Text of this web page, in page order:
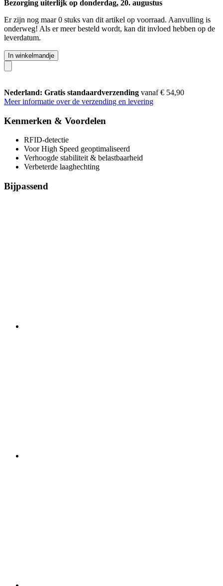
Bezorging uiterlijk op donderdag, 20. augustus
Er zijn nog maar 0 stuks van dit artikel op voorraad. Aanvulling is
onderweg! Als er meer besteld wordt, kan dit invloed hebben op de
leverdatum.
In winkelmandje
Nederland: Gratis standaardverzending vanaf € 54,90
Meer informatie over de verzending en levering
Kenmerken & Voordelen
RFID-detectie
Voor High Speed geoptimaliseerd
Verhoogde stabiliteit & belastbaarheid
Verbeterde laaghechting
Bijpassend